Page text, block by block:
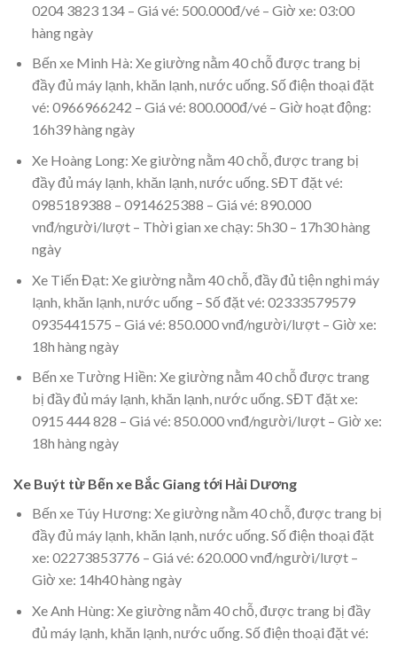
0204 3823 134 – Giá vé: 500.000đ/vé – Giờ xe: 03:00
hàng ngày
Bến xe Minh Hà: Xe giường nằm 40 chỗ được trang bị
đầy đủ máy lạnh, khăn lạnh, nước uống. Số điện thoại đặt
vé: 0966966242 – Giá vé: 800.000đ/vé – Giờ hoạt động:
16h39 hàng ngày
Xe Hoàng Long: Xe giường nằm 40 chỗ, được trang bị
đầy đủ máy lạnh, khăn lạnh, nước uống. SĐT đặt vé:
0985189388 – 0914625388 – Giá vé: 890.000
vnđ/người/lượt – Thời gian xe chạy: 5h30 – 17h30 hàng
ngày
Xe Tiến Đạt: Xe giường nằm 40 chỗ, đầy đủ tiện nghi máy
lạnh, khăn lạnh, nước uống – Số đặt vé: 02333579579
0935441575 – Giá vé: 850.000 vnđ/người/lượt – Giờ xe:
18h hàng ngày
Bến xe Tường Hiền: Xe giường nằm 40 chỗ được trang
bị đầy đủ máy lạnh, khăn lạnh, nước uống. SĐT đặt xe:
0915 444 828 – Giá vé: 850.000 vnđ/người/lượt – Giờ xe:
18h hàng ngày
Xe Buýt từ Bến xe Bắc Giang tới Hải Dương
Bến xe Túy Hương: Xe giường nằm 40 chỗ, được trang bị
đầy đủ máy lạnh, khăn lạnh, nước uống. Số điện thoại đặt
xe: 02273853776 – Giá vé: 620.000 vnđ/người/lượt –
Giờ xe: 14h40 hàng ngày
Xe Anh Hùng: Xe giường nằm 40 chỗ, được trang bị đầy
đủ máy lạnh, khăn lạnh, nước uống. Số điện thoại đặt vé: